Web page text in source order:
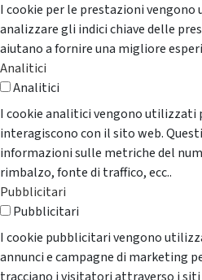
I cookie per le prestazioni
analizzare gli indici chiave delle
aiutano a fornire una migliore
Analitici
Analitici
I cookie analitici vengono utilizzati
interagiscono con il sito web.
informazioni sulle metriche del
rimbalzo, fonte di traffico, ecc..
Pubblicitari
Pubblicitari
I cookie pubblicitari vengono
annunci e campagne di marketing